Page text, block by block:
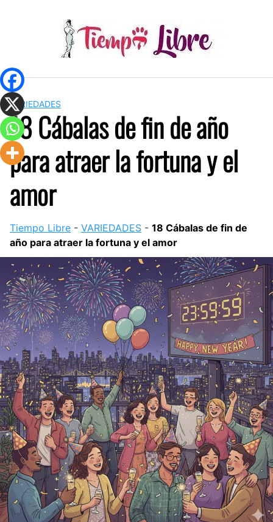
VARIEDADES
18 Cábalas de fin de año
para atraer la fortuna y el
amor
Tiempo Libre - VARIEDADES - 18 Cábalas de fin de
año para atraer la fortuna y el amor